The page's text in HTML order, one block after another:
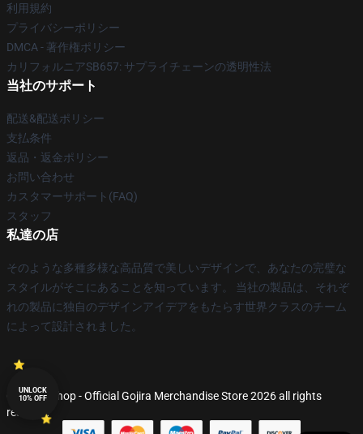
利用規約
プライバシーポリシー
DMCA - 著作権ポリシー
カリフォルニアSB657: サプライチェーンの透明性法
当社のサポート
配送&配送ポリシー
支払条件
返品・返金ポリシー
お問い合わせ
カスタマーサポート(FAQ)
スタッフ
私達の店
そのような多種多様な高品質で美しいデザインで、あなたの完璧な
スタイルがそこにあることを知っています。 当社の製品は、それぞ
れの製品に独自のデザインアイデアをもたらす世界クラスのチーム
によって設計されました。
© Gojira Shop - Official Gojira Merchandise Store 2026 all rights
reserved
UNLOCK
10% OFF